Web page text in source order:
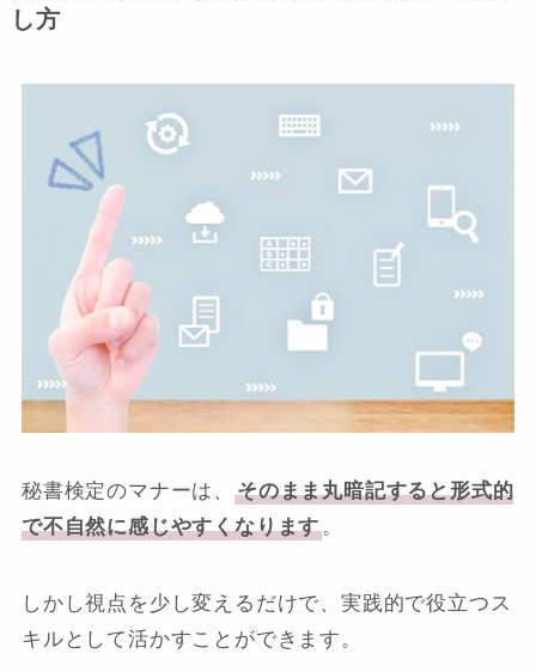
し方
秘書検定のマナーは、
そのまま丸暗記すると形式的
で不自然に感じやすくなります。
しかし視点を少し変えるだけで、実践的で役立つス
キルとして活かすことができます。